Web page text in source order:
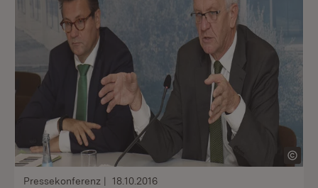
Pressekonferenz 18.10.2016